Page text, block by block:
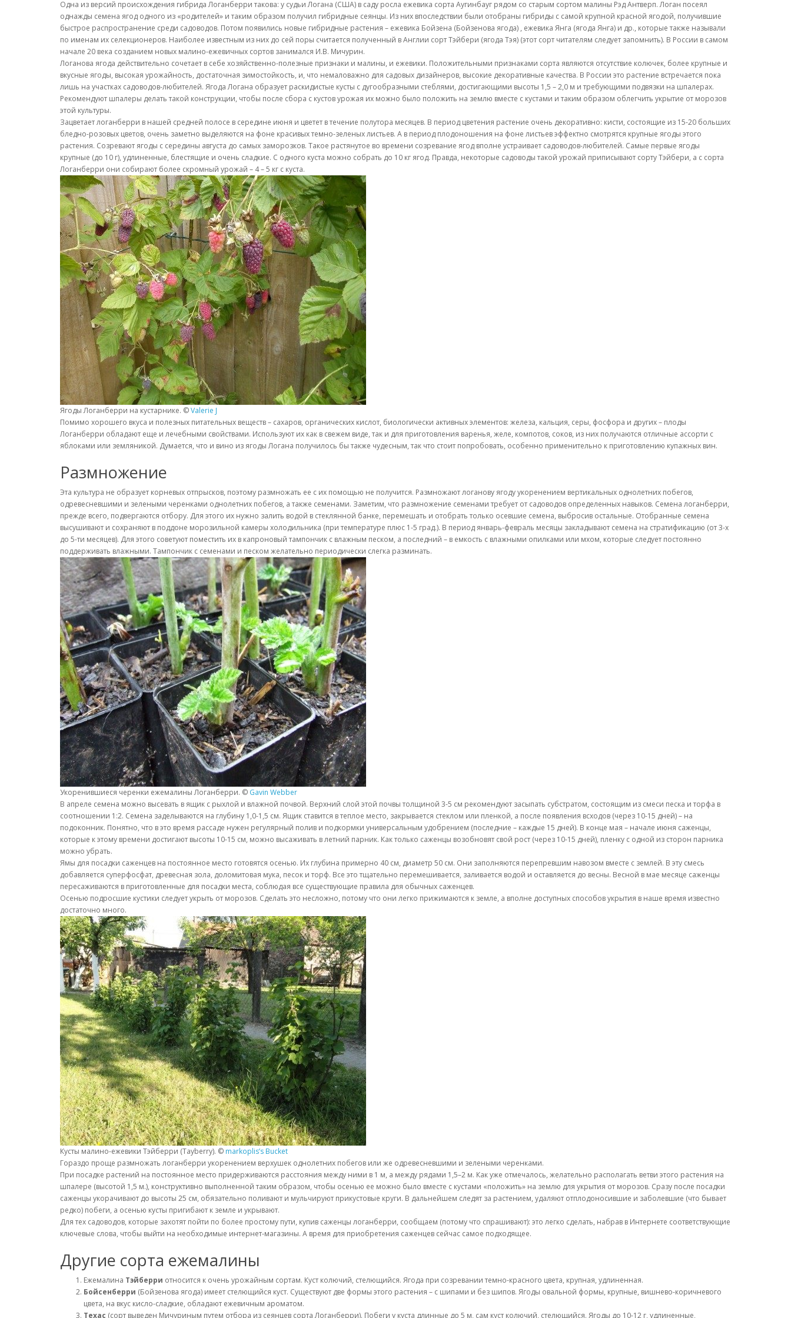
Одна из версий происхождения гибрида Логанберри такова: у судьи Логана (США) в саду росла ежевика сорта Аугинбауг рядом со старым сортом малины Рэд Антверп. Логан посеял
однажды семена ягод одного из «родителей» и таким образом получил гибридные сеянцы. Из них впоследствии были отобраны гибриды с самой крупной красной ягодой, получившие
быстрое распространение среди садоводов. Потом появились новые гибридные растения – ежевика Бойзена (Бойзенова ягода) , ежевика Янга (ягода Янга) и др., которые также называли
по именам их селекционеров. Наиболее известным из них до сей поры считается полученный в Англии сорт Тэйбери (ягода Тэя) (этот сорт читателям следует запомнить). В России в самом
начале 20 века созданием новых малино-ежевичных сортов занимался И.В. Мичурин.
Логанова ягода действительно сочетает в себе хозяйственно-полезные признаки и малины, и ежевики. Положительными признаками сорта являются отсутствие колючек, более крупные и
вкусные ягоды, высокая урожайность, достаточная зимостойкость, и, что немаловажно для садовых дизайнеров, высокие декоративные качества. В России это растение встречается пока
лишь на участках садоводов-любителей. Ягода Логана образует раскидистые кусты с дугообразными стеблями, достигающими высоты 1,5 – 2,0 м и требующими подвязки на шпалерах.
Рекомендуют шпалеры делать такой конструкции, чтобы после сбора с кустов урожая их можно было положить на землю вместе с кустами и таким образом облегчить укрытие от морозов
этой культуры.
Зацветает логанберри в нашей средней полосе в середине июня и цветет в течение полутора месяцев. В период цветения растение очень декоративно: кисти, состоящие из 15-20 больших
бледно-розовых цветов, очень заметно выделяются на фоне красивых темно-зеленых листьев. А в период плодоношения на фоне листьев эффектно смотрятся крупные ягоды этого
растения. Созревают ягоды с середины августа до самых заморозков. Такое растянутое во времени созревание ягод вполне устраивает садоводов-любителей. Самые первые ягоды
крупные (до 10 г), удлиненные, блестящие и очень сладкие. С одного куста можно собрать до 10 кг ягод. Правда, некоторые садоводы такой урожай приписывают сорту Тэйбери, а с сорта
Логанберри они собирают более скромный урожай – 4 – 5 кг с куста.
Ягоды Логанберри на кустарнике. ©Valerie J
Помимо хорошего вкуса и полезных питательных веществ – сахаров, органических кислот, биологически активных элементов: железа, кальция, серы, фосфора и других – плоды
Логанберри обладают еще и лечебными свойствами. Используют их как в свежем виде, так и для приготовления варенья, желе, компотов, соков, из них получаются отличные ассорти с
яблоками или земляникой. Думается, что и вино из ягоды Логана получилось бы также чудесным, так что стоит попробовать, особенно применительно к приготовлению купажных вин.
Размножение
Эта культура не образует корневых отпрысков, поэтому размножать ее с их помощью не получится. Размножают логанову ягоду укоренением вертикальных однолетних побегов,
одревесневшими и зелеными черенками однолетних побегов, а также семенами. Заметим, что размножение семенами требует от садоводов определенных навыков. Семена логанберри,
прежде всего, подвергаются отбору. Для этого их нужно залить водой в стеклянной банке, перемешать и отобрать только осевшие семена, выбросив остальные. Отобранные семена
высушивают и сохраняют в поддоне морозильной камеры холодильника (при температуре плюс 1-5 град.). В период январь-февраль месяцы закладывают семена на стратификацию (от 3-х
до 5-ти месяцев). Для этого советуют поместить их в капроновый тампончик с влажным песком, а последний – в емкость с влажными опилками или мхом, которые следует постоянно
поддерживать влажными. Тампончик с семенами и песком желательно периодически слегка разминать.
Укоренившиеся черенки ежемалины Логанберри. © Gavin Webber
В апреле семена можно высевать в ящик с рыхлой и влажной почвой. Верхний слой этой почвы толщиной 3-5 см рекомендуют засыпать субстратом, состоящим из смеси песка и торфа в
соотношении 1:2. Семена заделываются на глубину 1,0-1,5 см. Ящик ставится в теплое место, закрывается стеклом или пленкой, а после появления всходов (через 10-15 дней) – на
подоконник. Понятно, что в это время рассаде нужен регулярный полив и подкормки универсальным удобрением (последние – каждые 15 дней). В конце мая – начале июня саженцы,
которые к этому времени достигают высоты 10-15 см, можно высаживать в летний парник. Как только саженцы возобновят свой рост (через 10-15 дней), пленку с одной из сторон парника
можно убрать.
Ямы для посадки саженцев на постоянное место готовятся осенью. Их глубина примерно 40 см, диаметр 50 см. Они заполняются перепревшим навозом вместе с землей. В эту смесь
добавляется суперфосфат, древесная зола, доломитовая мука, песок и торф. Все это тщательно перемешивается, заливается водой и оставляется до весны. Весной в мае месяце саженцы
пересаживаются в приготовленные для посадки места, соблюдая все существующие правила для обычных саженцев.
Осенью подросшие кустики следует укрыть от морозов. Сделать это несложно, потому что они легко прижимаются к земле, а вполне доступных способов укрытия в наше время известно
достаточно много.
Кусты малино-ежевики Тэйберри (Tayberry). © markoplis’s Bucket
Гораздо проще размножать логанберри укоренением верхушек однолетних побегов или же одревесневшими и зелеными черенками.
При посадке растений на постоянное место придерживаются расстояния между ними в 1 м, а между рядами 1,5–2 м. Как уже отмечалось, желательно располагать ветви этого растения на
шпалере (высотой 1,5 м.), конструктивно выполненной таким образом, чтобы осенью ее можно было вместе с кустами «положить» на землю для укрытия от морозов. Сразу после посадки
саженцы укорачивают до высоты 25 см, обязательно поливают и мульчируют прикустовые круги. В дальнейшем следят за растением, удаляют отплодоносившие и заболевшие (что бывает
редко) побеги, а осенью кусты пригибают к земле и укрывают.
Для тех садоводов, которые захотят пойти по более простому пути, купив саженцы логанберри, сообщаем (потому что спрашивают): это легко сделать, набрав в Интернете соответствующие
ключевые слова, чтобы выйти на необходимые интернет-магазины. А время для приобретения саженцев сейчас самое подходящее.
Другие сорта ежемалины
Ежемалина Тэйберри относится к очень урожайным сортам. Куст колючий, стелющийся. Ягода при созревании темно-красного цвета, крупная, удлиненная.
Бойсенберри (Бойзенова ягода) имеет стелющийся куст. Существуют две формы этого растения – с шипами и без шипов. Ягоды овальной формы, крупные, вишнево-коричневого
цвета, на вкус кисло-сладкие, обладают ежевичным ароматом.
Техас (сорт выведен Мичуриным путем отбора из сеянцев сорта Логанберри). Побеги у куста длинные до 5 м, сам куст колючий, стелющийся. Ягоды до 10-12 г, удлиненные,